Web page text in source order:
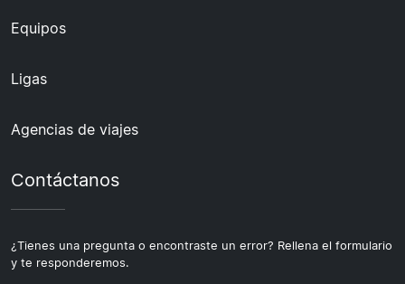
Equipos
Ligas
Agencias de viajes
Contáctanos
¿Tienes una pregunta o encontraste un error? Rellena el formulario
y te responderemos.